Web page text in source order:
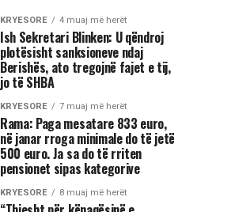
KRYESORE 4 muaj më herët
Ish Sekretari Blinken: U qëndroj
plotësisht sanksioneve ndaj
Berishës, ato tregojnë fajet e tij,
jo të SHBA
KRYESORE 7 muaj më herët
Rama: Paga mesatare 833 euro,
në janar rroga minimale do të jetë
500 euro. Ja sa do të rriten
pensionet sipas kategorive
KRYESORE 8 muaj më herët